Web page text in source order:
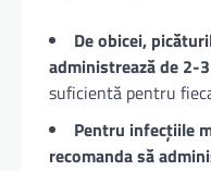
De obicei,
administrează de 2-
suficientă pentru
Pentru infecțiile
recomanda să